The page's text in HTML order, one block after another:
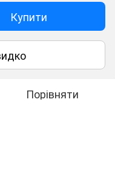
Купити
Порівняти